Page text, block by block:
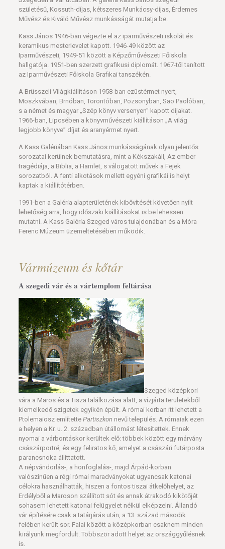
születésű, Kossuth-díjas, kétszeres Munkácsy-díjas, Érdemes
Művész és Kiváló Művész munkásságát mutatja be.
Kass János 1946-ban végezte el az iparművészeti iskolát és
keramikus mesterlevelet kapott. 1946-49 között az
Iparművészeti, 1949-51 között a Képzőművészeti Főiskola
hallgatója. 1951-ben szerzett grafikusi diplomát. 1967-től tanított
az Iparművészeti Főiskola Grafikai tanszékén.
A Brüsszeli Világkiállításon 1958-ban ezüstérmet nyert,
Moszkvában, Brnóban, Torontóban, Pozsonyban, Sao Paolóban,
s a német és magyar „Szép könyv versenyen” kapott díjakat.
1966-ban, Lipcsében a könyvművészeti kiállításon „A világ
legjobb könyve” díjat és aranyérmet nyert.
A Kass Galériában Kass János munkásságának olyan jelentős
sorozatai kerülnek bemutatásra, mint a Kékszakáll, Az ember
tragédiája, a Biblia, a Hamlet, s válogatott művek a Fejek
sorozatból. A fenti alkotások mellett egyéni grafikái is helyt
kaptak a kiállítótérben.
1991-ben a Galéria alapterületének kibővítését követően nyílt
lehetőség arra, hogy időszaki kiállításokat is be lehessen
mutatni. A Kass Galéria Szeged város tulajdonában és a Móra
Ferenc Múzeum üzemeltetésében működik.
Vármúzeum és kőtár
A szegedi vár és a vártemplom feltárása
Szeged középkori
vára a Maros és a Tisza találkozása alatt, a vízjárta területekből
kiemelkedő szigetek egyikén épült. A római korban itt lehetett a
Ptolemaiosz említette Partiszkon nevű település. A rómaiak ezen
a helyen a Kr. u. 2. században útállomást létesítettek. Ennek
nyomai a várbontáskor kerültek elő: többek között egy márvány
császárportré, és egy feliratos kő, amelyet a császári futárposta
parancsnoka állíttatott.
A népvándorlás-, a honfoglalás-, majd Árpád-korban
valószínűen a régi római maradványokat ugyancsak katonai
célokra használhatták, hiszen a fontos tiszai átkelőhelyet, az
Erdélyből a Maroson szállított sót és annak átrakodó kikötőjét
sohasem lehetett katonai felügyelet nélkül elképzelni. Állandó
vár építésére csak a tatárjárás után, a 13. század második
felében került sor. Falai között a középkorban csaknem minden
királyunk megfordult. Többször adott helyet az országgyűlésnek
is.